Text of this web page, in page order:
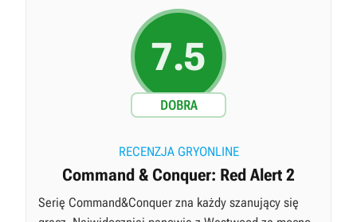
7.5
DOBRA
RECENZJA GRYONLINE
Command & Conquer: Red Alert 2
Serię Command&Conquer zna każdy szanujący się